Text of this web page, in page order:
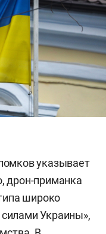
указывает
дрон-приманка
широко
Украины»,